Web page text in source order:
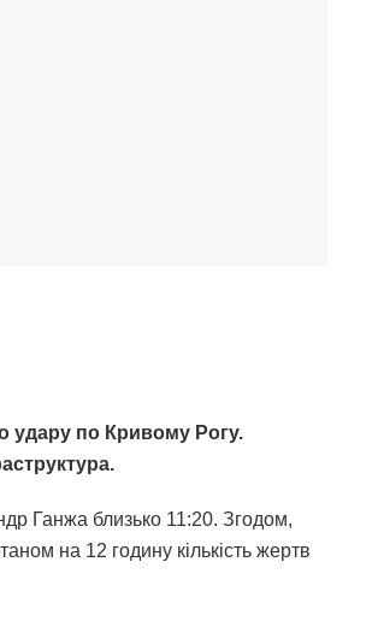
удару по Кривому Рогу.
Ганжа близько 11:20. Згодом,
на 12 годину кількість жертв